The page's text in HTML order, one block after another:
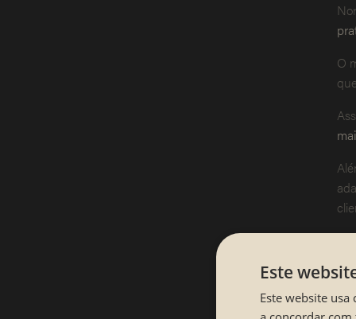
O
Se
Este
Este website